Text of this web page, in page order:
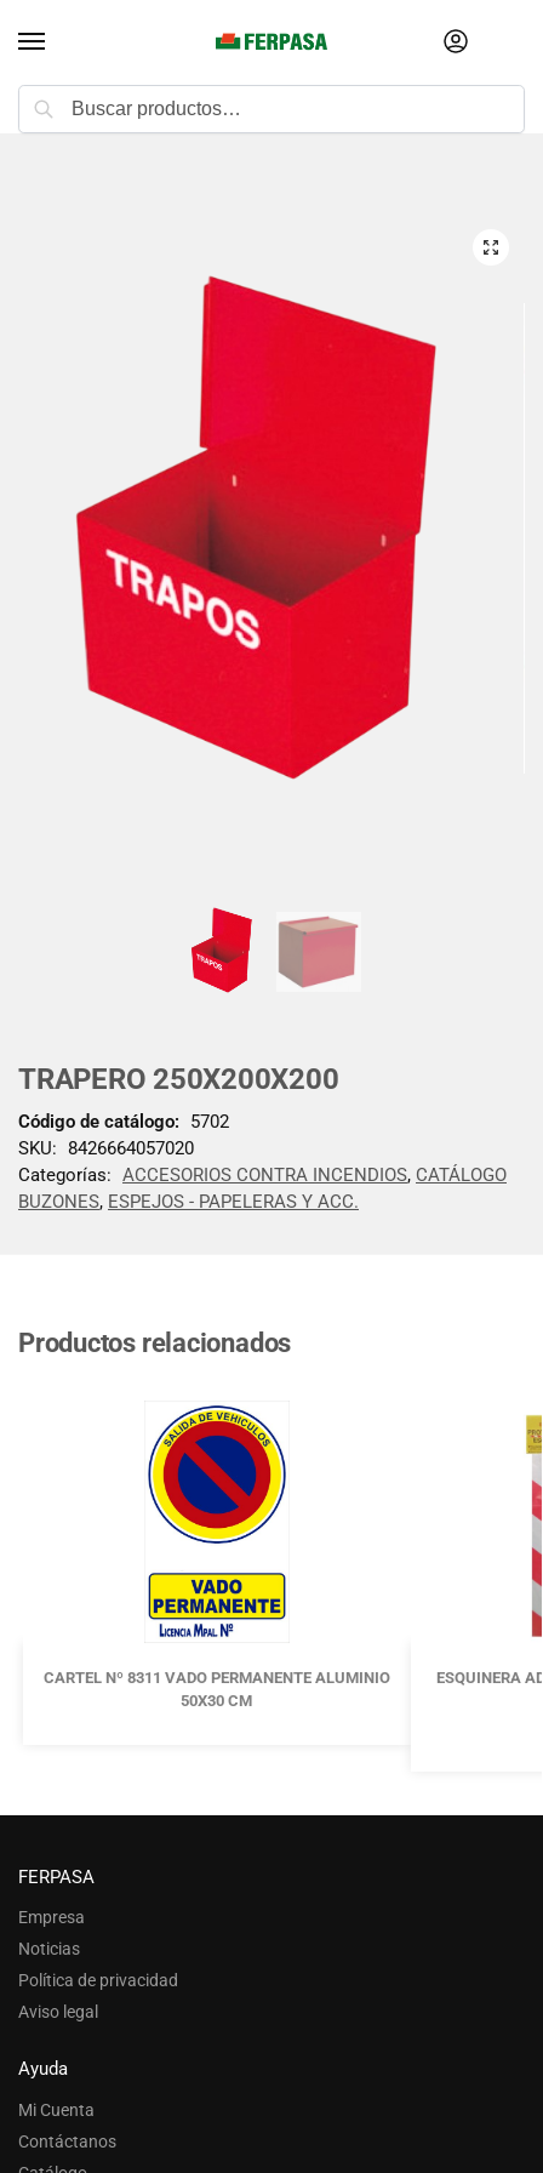
TRAPERO 250X200X200
Código de catálogo:
5702
SKU: 8426664057020
Categorías: ACCESORIOS CONTRA INCENDIOS, CATÁLOGO
BUZONES, ESPEJOS - PAPELERAS Y ACC.
Productos relacionados
CARTEL Nº 8311 VADO PERMANENTE ALUMINIO
50X30 CM
ESQUINERA
FERPASA
Empresa
Noticias
Política de privacidad
Aviso legal
Ayuda
Mi Cuenta
Contáctanos